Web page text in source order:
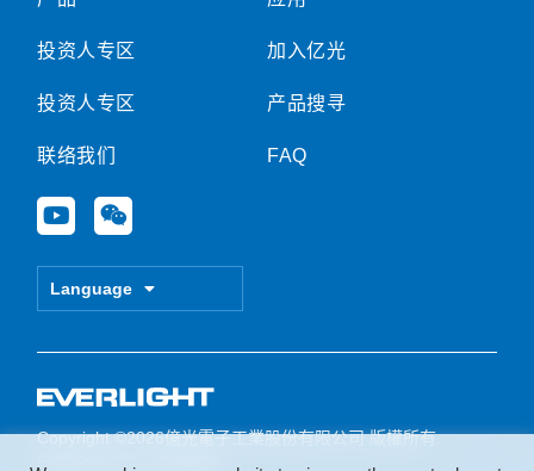
投资人专区
投资人专区
联络我们
Y
o
u
e
W
e
i
Language
加入亿光
产品搜寻
FAQ
Copyright ©2026億光電子工業股份有限公司 版權所有.